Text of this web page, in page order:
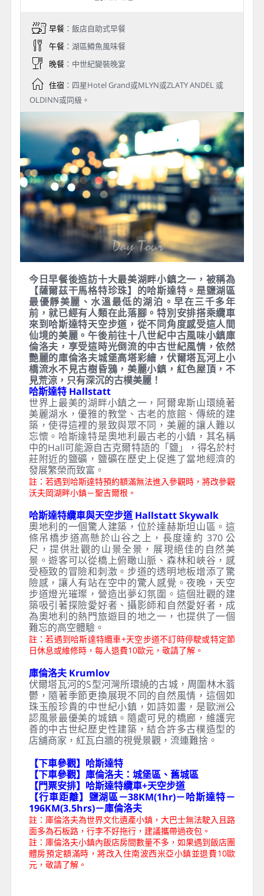
Day 4
鹽湖區Salzkammergut－哈斯達
特Hallstatt－庫倫洛夫
Krumlov【捷克】
早餐：飯店自助式早餐
午餐：湖區鱒魚風味餐
晚餐：中世紀變裝晚宴
：四星Hotel Grand或MLYN或ZLATY ANDEL 或
OLDINN或同級。
今日早餐後造訪十大最美湖畔小鎮之一，被稱為
【薩爾茲干馬格特珍珠】的哈斯達特。是鹽湖區
最優靜美麗、水溫最低的湖泊。早在三千多年
前，就已經有人類在此落腳。特別安排搭乘纜車
來到哈斯達特天空步道，從不同角度感受這人間
仙境的美麗。午後前往十八世紀中古風味小鎮庫
倫洛夫，享受這時光倒流的中古世紀風情，依然
橋流水不見古樹昏鴉，美麗小鎮，紅色屋頂，不
見荒涼，只有深沉的古樸美麗！
哈斯達特 Hallstatt
世界上最美的湖畔小鎮之一，阿爾卑斯山環繞著
美麗湖水，優雅的教堂、古老的旅館、傳統的建
築，使得這裡的景致與眾不同，美麗的讓人難以
忘懷。哈斯達特是奧地利最古老的小鎮，其名稱
中的Hall可能源自古克爾特語的「鹽」，得名於村
莊附近的鹽礦，鹽礦在歷史上促進了當地經濟的
發展繁榮而致富。
註：若遇到哈斯達特預約額滿無法進入參觀時，將改參觀
沃夫岡湖畔小鎮－聖吉爾根。
奧地利的一個驚人建築，位於達赫斯坦山區。這
條吊橋步道高懸於山谷之上，長度達約 370 公
尺，提供壯觀的山景全景，展現絕佳的自然美
景。遊客可以從橋上俯瞰山脈、森林和峽谷，感
受極致的冒險和刺激。步道的透明地板增添了驚
險感，讓人有站在空中的驚人感覺。夜晚，天空
步道燈光璀璨，營造出夢幻氛圍。這個壯觀的建
為奧地利的熱門旅遊目的地之一，也提供了一個
難忘的高空體驗。
註：若遇到哈斯達特纜車+天空步道不訂時停駛或特定節
日休息或維修時，每人退費10歐元，敬請了解。
庫倫洛夫 Krumlov
伏爾塔瓦河的S型河灣所環繞的古城，周圍林木蓊
鬱，隨著季節更換展現不同的自然風情，這個如
珠玉般珍貴的中世紀小鎮，如詩如畫，是歐洲公
認風景最優美的城鎮。隨處可見的橋廊，維護完